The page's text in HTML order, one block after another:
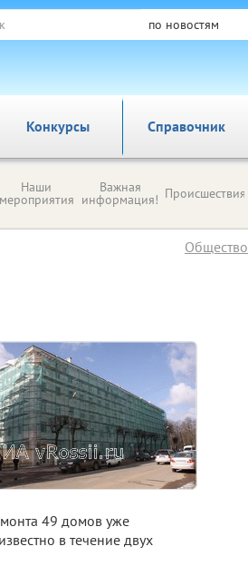
по новостям
Справочник
Конкурсы
Наши
мероприятия
Важная
информация! Происшествия
Общество
49 домов уже
в течение двух